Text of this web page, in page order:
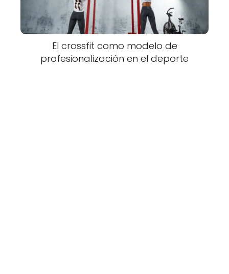
El crossfit como modelo de
profesionalización en el deporte